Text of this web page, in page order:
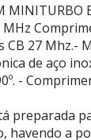
MINITURBO
CB 27 Mhz.-
de aço
-
preparada
havendo a